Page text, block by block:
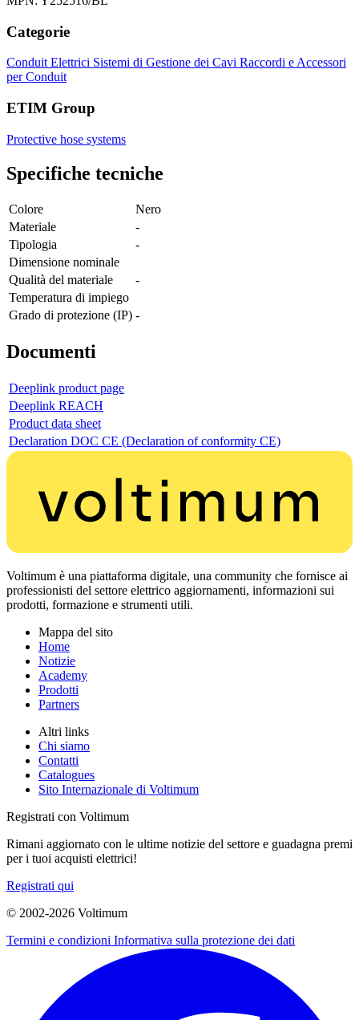
Categorie
Conduit Elettrici Sistemi di Gestione dei Cavi Raccordi e Accessori
per Conduit
ETIM Group
Protective hose systems
Specifiche tecniche
Colore
Nero
Materiale
-
Tipologia
-
Dimensione nominale
Qualità del materiale
-
Temperatura di impiego
Grado di protezione (IP) -
Documenti
Deeplink product page
Deeplink REACH
Product data sheet
Declaration DOC CE (Declaration of conformity CE)
Voltimum è una piattaforma digitale, una community che fornisce ai
professionisti del settore elettrico aggiornamenti, informazioni sui
prodotti, formazione e strumenti utili.
Mappa del sito
Home
Notizie
Academy
Prodotti
Partners
Altri links
Chi siamo
Contatti
Catalogues
Sito Internazionale di Voltimum
Registrati con Voltimum
Rimani aggiornato con le ultime notizie del settore e guadagna premi
per i tuoi acquisti elettrici!
Registrati qui
© 2002-2026 Voltimum
Termini e condizioni Informativa sulla protezione dei dati